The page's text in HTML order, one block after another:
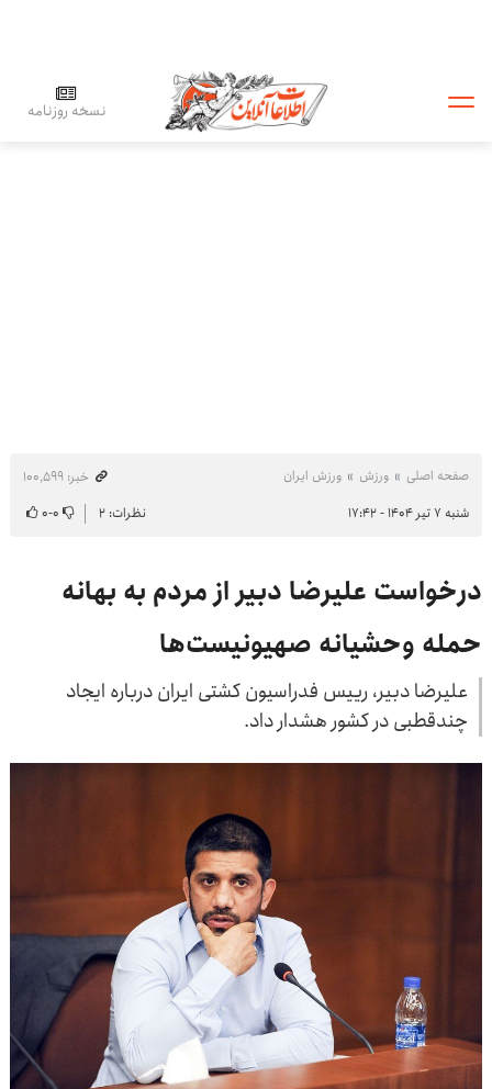
نسخه روزنامه
صفحه اصلی ورزش ورزش ایران
خبر: ۱۰۰٬۵۹۹
شنبه ۷ تیر ۱۴۰۴ - ۱۷:۴۲
نظرات: ۲ ۰-۰
درخواست علیرضا دبیر از مردم به بهانه
حمله وحشیانه صهیونیست‌ها
علیرضا دبیر، رییس فدراسیون کشتی ایران درباره ایجاد
چندقطبی در کشور هشدار داد.